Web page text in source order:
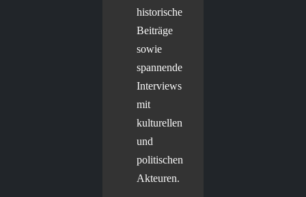
historische
Beiträge
sowie
spannende
Interviews
mit
kulturellen
und
politischen
Akteuren.